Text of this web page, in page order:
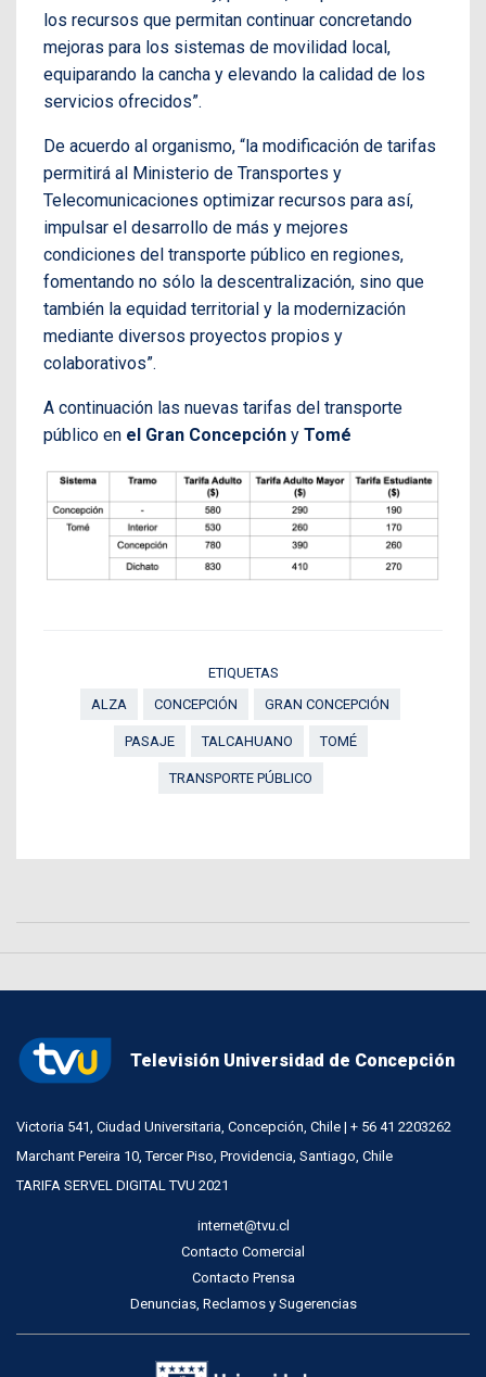
los recursos que permitan continuar concretando
mejoras para los sistemas de movilidad local,
equiparando la cancha y elevando la calidad de los
servicios ofrecidos”.
De acuerdo al organismo, “la modificación de tarifas
permitirá al Ministerio de Transportes y
Telecomunicaciones optimizar recursos para así,
impulsar el desarrollo de más y mejores
condiciones del transporte público en regiones,
fomentando no sólo la descentralización, sino que
también la equidad territorial y la modernización
mediante diversos proyectos propios y
colaborativos”.
A continuación las nuevas tarifas del transporte
público en el Gran Concepción y Tomé
ETIQUETAS
ALZA
CONCEPCIÓN GRAN CONCEPCIÓN
PASAJE TALCAHUANO TOMÉ
TRANSPORTE PÚBLICO
Televisión Universidad de Concepción
Victoria 541, Ciudad Universitaria, Concepción, Chile | + 56 41 2203262
Marchant Pereira 10, Tercer Piso, Providencia, Santiago, Chile
TARIFA SERVEL DIGITAL TVU 2021
internet@tvu.cl
Contacto Comercial
Contacto Prensa
Denuncias, Reclamos y Sugerencias